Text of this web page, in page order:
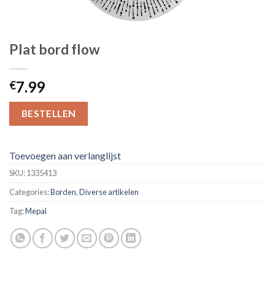
Plat bord flow
€7.99
BESTELLEN
Toevoegen aan verlanglijst
SKU:1335413
Categories:Borden,Diverse artikelen
Tag:Mepal